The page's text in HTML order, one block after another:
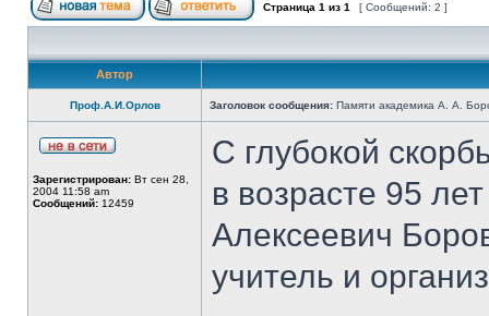
Страница 1 из 1 [ Сообщений: 2 ]
Автор
Проф.А.И.Орлов Заголовок сообщения: Памяти академика А. А.
Зарегистрирован: Вт сен 28,
2004 11:58 am
Сообщений: 12459
С глубокой
в возрасте 95
Алексеевич
учитель и